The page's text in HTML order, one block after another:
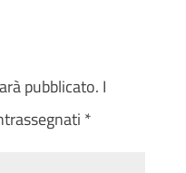
pubblicato. I
*